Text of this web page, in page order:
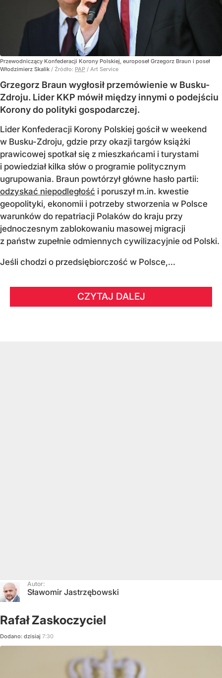
Przewodniczący Konfederacji Korony Polskiej, europoseł Grzegorz Braun i poseł
Włodzimierz Skalik / Źródło: PAP / Art Service
Grzegorz Braun wygłosił przemówienie w Busku-
Zdroju. Lider KKP mówił między innymi o podejściu
Korony do polityki gospodarczej.
Lider Konfederacji Korony Polskiej gościł w weekend
w Busku-Zdroju, gdzie przy okazji targów książki
prawicowej spotkał się z mieszkańcami i turystami
i powiedział kilka słów o programie politycznym
ugrupowania. Braun powtórzył główne hasło partii:
odzyskać niepodległość i poruszył m.in. kwestie
geopolityki, ekonomii i potrzeby stworzenia w Polsce
warunków do repatriacji Polaków do kraju przy
jednoczesnym zablokowaniu masowej migracji
z państw zupełnie odmiennych cywilizacyjnie od Polski.
Jeśli chodzi o przedsiębiorczość w Polsce,...
CZYTAJ DALEJ
Autor:
Sławomir Jastrzębowski
Rafał Zaskoczyciel
Dodano: dzisiaj 7:30